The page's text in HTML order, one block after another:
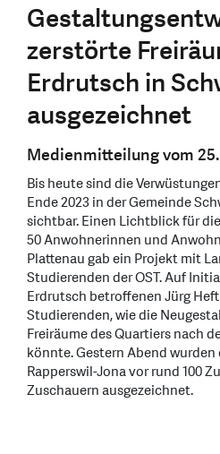
zerstörte
Erdrutsch in
ausgezeichnet
Medienmitteilung vom
Bis heute sind die
Ende 2023 in der Gemeinde
sichtbar. Einen Lichtblick für
50 Anwohnerinnen und
Plattenau gab ein Projekt mit
Studierenden der OST. Auf
Erdrutsch betroffenen Jürg
Studierenden, wie die
Freiräume des Quartiers nach
könnte. Gestern Abend
Rapperswil-Jona vor rund 100
Zuschauern ausgezeichnet.